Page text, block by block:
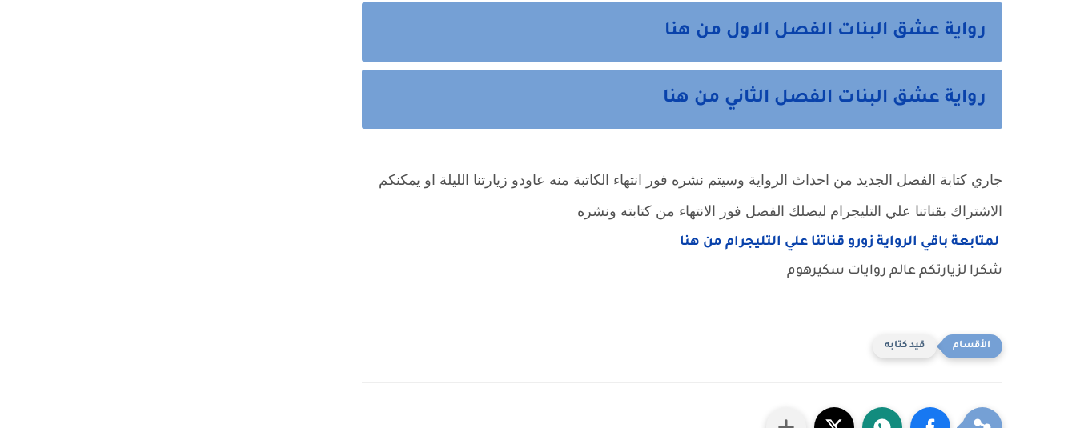
رواية عشق البنات الفصل الاول من هنا
رواية عشق البنات الفصل الثاني من هنا
جاري كتابة الفصل الجديد من احداث الرواية وسيتم نشره فور انتهاء الكاتبة منه عاودو زيارتنا الليلة او يمكنكم
الاشتراك بقناتنا علي التليجرام ليصلك الفصل فور الانتهاء من كتابته ونشره
لمتابعة باقي الرواية زورو قناتنا علي التليجرام من هنا
شكرا لزيارتكم عالم روايات سكيرهوم
قيد كتابه